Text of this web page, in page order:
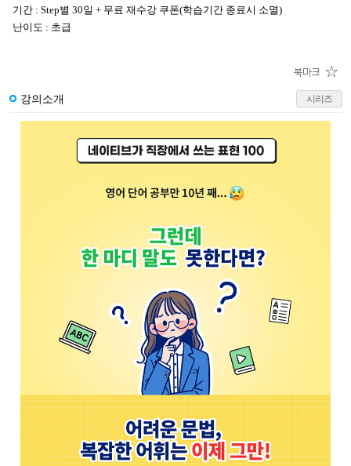
기간 : Step별 30일 + 무료 재수강 쿠폰(학습기간 종료시 소멸)
난이도 : 초급
강의소개 시리즈